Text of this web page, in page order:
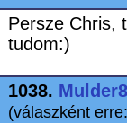
Persze Chris,
tudom:)
1038.
(válaszként erre: